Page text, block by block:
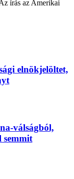
írás az Amerikai
elnökjelöltet,
válságból,
semmit